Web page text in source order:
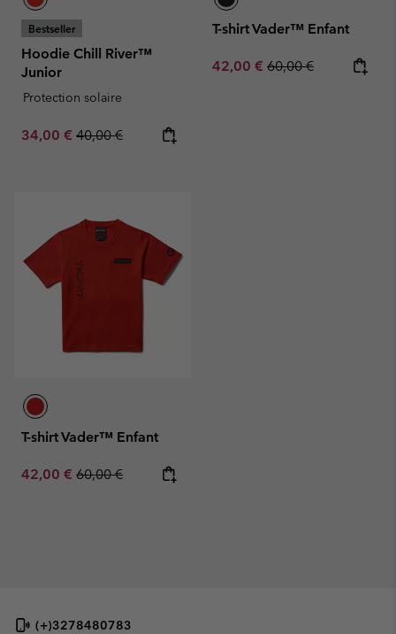
Bestseller
Hoodie Chill River™
Junior
Protection solaire
Sale price:
34,00 € Regular price:
40,00 €
T-shirt Vader™ Enfant
Sale price:
42,00 € Regular price:
60,00 €
T-shirt Vader™ Enfant
Sale price:
42,00 € Regular price:
60,00 €
(+)3278480783